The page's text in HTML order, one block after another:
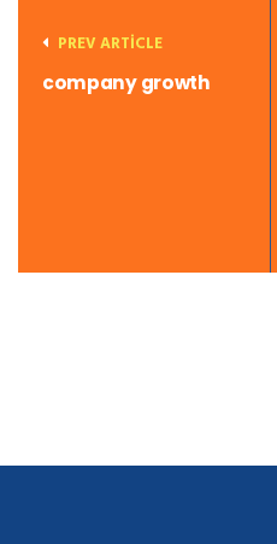
PREV ARTICLE
company growth